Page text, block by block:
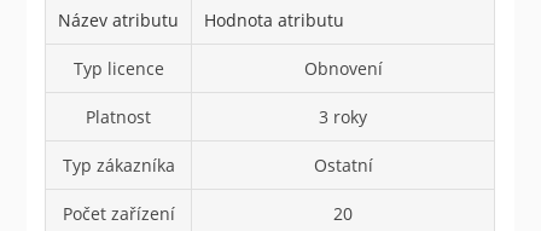
Název atributu Hodnota atributu
Typ licence Obnovení
Platnost 3 roky
Typ zákazníka Ostatní
Počet zařízení 20